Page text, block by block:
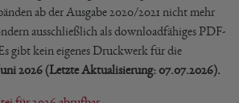
ab der Ausgabe 2020/2021 nicht mehr
ausschließlich als downloadfähiges PDF-
gibt kein eigenes Druckwerk für die
2026 (Letzte Aktualisierung: 07.07.2026).